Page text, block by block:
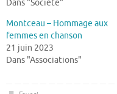
Dans "Société"
Montceau – Hommage aux
femmes en chanson
21 juin 2023
Dans "Associations"